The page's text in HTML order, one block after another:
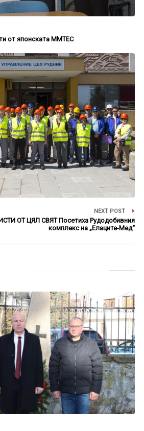
от японската ММТЕС
NEXT POST
ОТ ЦЯЛ СВЯТ Посетиха Рудодобивния
комплекс на „Елаците-Мед“